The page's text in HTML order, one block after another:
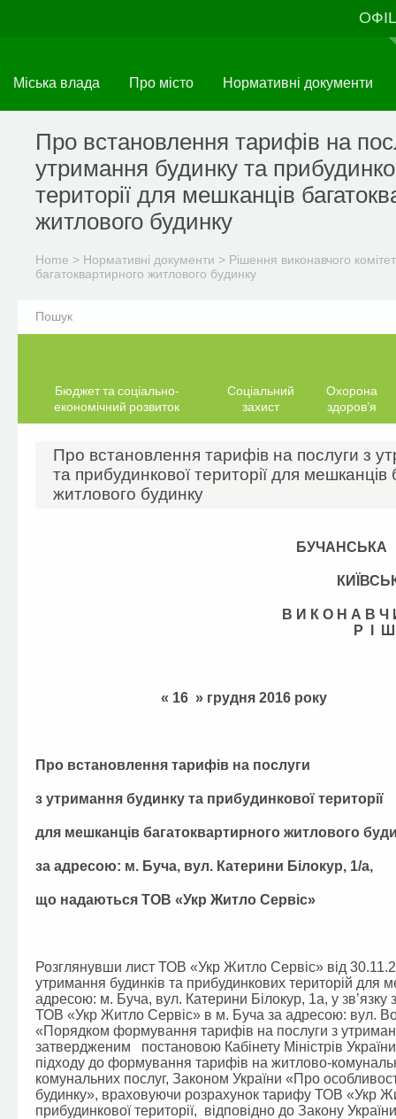
Міська влада Про місто Нормативні документи
Про встановлення тарифів на
утримання будинку та
території для мешканців
житлового будинку
Home > Нормативні документи > Рішення виконавчого
багатоквартирного житлового будинку
Бюджет та соціально-
економічний розвиток
Соціальний
захист
Охорона
здоров’я
Про встановлення тарифів на послуги з
та прибудинкової території для мешканців
житлового будинку
В И К О Н А В
Р І
« 16 » грудня
Про встановлення тарифів на послуги
з утримання будинку та прибудинкової території
для мешканців багатоквартирного житлового
за адресою: м. Буча, вул. Катерини Білокур, 1/а,
що надаються ТОВ «Укр Житло Сервіс»
Розглянувши лист ТОВ «Укр Житло Сервіс» від
утримання будинків та прибудинкових територій для
адресою: м. Буча, вул. Катерини Білокур, 1а, у
ТОВ «Укр Житло Сервіс» в м. Буча за адресою: вул.
«Порядком формування тарифів на послуги з
затвердженим постановою Кабінету Міністрів
підходу до формування тарифів на житлово-
комунальних послуг, Законом України «Про
будинку», враховуючи розрахунок тарифу ТОВ «Укр
прибудинкової території, відповідно до Закону